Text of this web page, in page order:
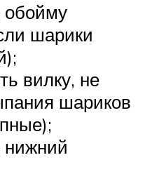
обойму
шарики
вилку, не
шариков
нижний